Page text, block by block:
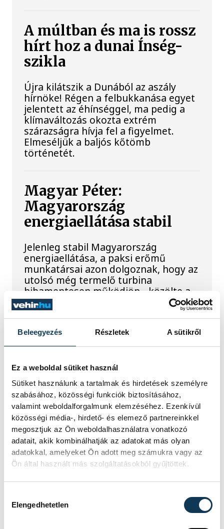
Beleegyezés Részletek A sütikről
Ez a weboldal sütiket használ
Sütiket használunk a tartalmak és hirdetések személyre
szabásához, közösségi funkciók biztosításához,
valamint weboldalforgalmunk elemzéséhez. Ezenkívül
közösségi média-, hirdető- és elemező partnereinkkel
megosztjuk az Ön weboldalhasználatra vonatkozó
adatait, akik kombinálhatják az adatokat más olyan
adatokkal, amelyeket Ön adott meg számukra vagy az
Ön által használt más szolgáltatásokból gyűjtöttek.
Elengedhetetlen
A múltban és ma is rossz
hírt hoz a dunai Ínség-
szikla
Újra kilátszik a Dunából az aszály
hírnöke! Régen a felbukkanása egyet
jelentett az éhínséggel, ma pedig a
klímaváltozás okozta extrém
szárazságra hívja fel a figyelmet.
Elmeséljük a baljós kőtömb
történetét.
Magyar Péter:
Magyarország
energiaellátása stabil
Jelenleg stabil Magyarország
energiaellátása, a paksi erőmű
munkatársai azon dolgoznak, hogy az
utolsó még termelő turbina
hibamentesen működjön - közölte a
miniszterelnök a paksi erőműnél tett
keddi látogatása során.
Játék közben fedezik fel
a tudomány világát a
veszprémi gyerekek
Látványos kísérletek, kreatív
feladatok és sok-sok élmény várja a
gyerekeket a veszprémi Tinker
Labsben. Videónkban Balassa
Marietta, a központ vezetője mutatja
be, hogyan teszik izgalmassá a
megismerését.